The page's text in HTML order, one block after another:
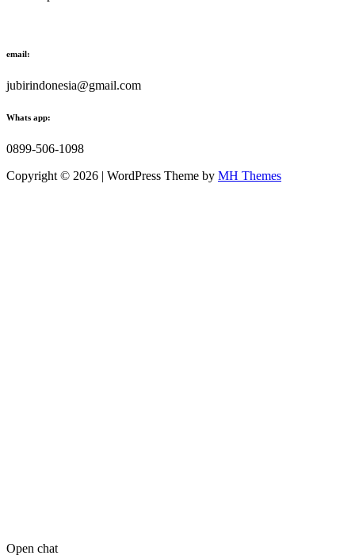
email:
jubirindonesia@gmail.com
Whats app:
0899-506-1098
Copyright © 2026 | WordPress Theme by MH Themes
Open chat